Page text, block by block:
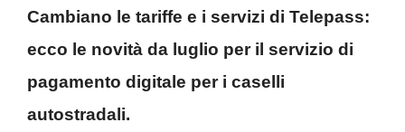
Cambiano le tariffe e i servizi di Telepass:
ecco le novità da luglio per il servizio di
pagamento digitale per i caselli
autostradali.